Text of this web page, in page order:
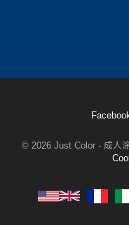
© 2026 Just Color - 成人